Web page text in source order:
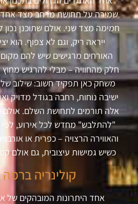
שמירה על תחושת מרחב מצד אחד,
ייראה ריק, וגם לא צפוף. הוא
האורחים מרגישים שיש להם מקום
חלק מהחוויה – מבלי להרגיש
משחק כאן תפקיד חשוב: שילוב
ישיבה נוחות, רחבה בגודל מדויק
אלה תורמים לתחושת השלם. אולם
"להתלבש" מחדש לכל אירוע, לפי
והאווירה הרצויה – כפרית או
כשיש גמישות עיצובית, גם אולם
קולינריה
אחד היתרונות המובהקים של